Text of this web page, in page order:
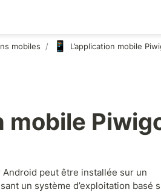
mobiles / 📱 L’application mobile
mobile
Android peut être installée sur un
un système d’exploitation basé